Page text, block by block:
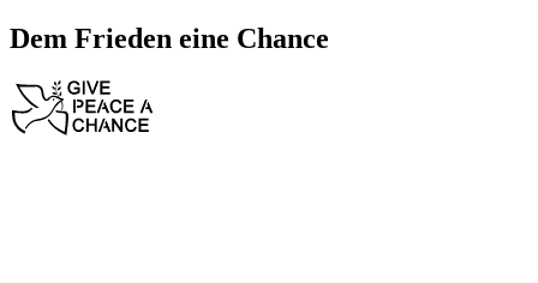
Dem Frieden eine Chance